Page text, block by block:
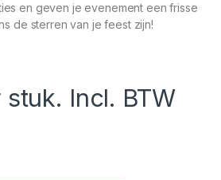
en geven je evenement een frisse
de sterren van je feest zijn!
stuk. Incl. BTW